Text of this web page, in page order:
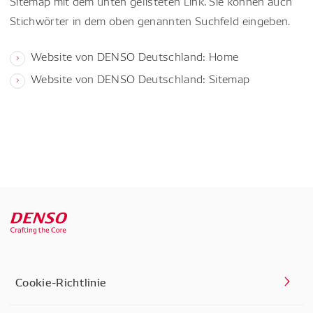
Stichwörter in dem oben genannten Suchfeld eingeben.
Website von DENSO Deutschland: Home
Website von DENSO Deutschland: Sitemap
Cookie-Richtlinie